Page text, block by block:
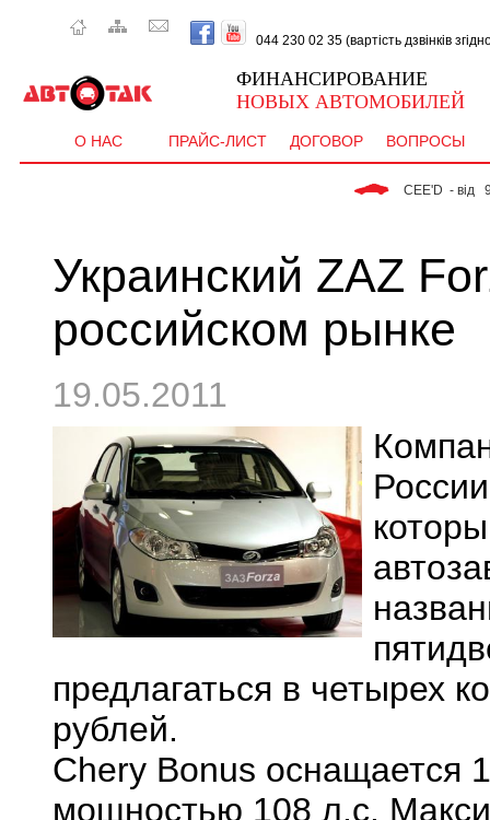
044 230 02 35 (вартість дзвінків
ФИНАНСИРОВАНИЕ
НОВЫХ АВТОМОБИЛЕЙ
О НАС ПРАЙС-ЛИСТ ДОГОВОР ВОПРОСЫ
CEE'D  - від   9 077
Украинский ZAZ
российском рынке
19.05.2011
предлагаться в четырех
рублей.
Chery Bonus оснащается
мощностью 108 л.с.